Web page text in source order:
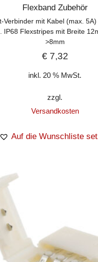
Flexband Zubehör
Verbinder mit Kabel (max.
IP68 Flexstripes mit Breite
>8mm
€7,32
inkl. 20 % MwSt.
zzgl.
Versandkosten
Auf die Wunschliste